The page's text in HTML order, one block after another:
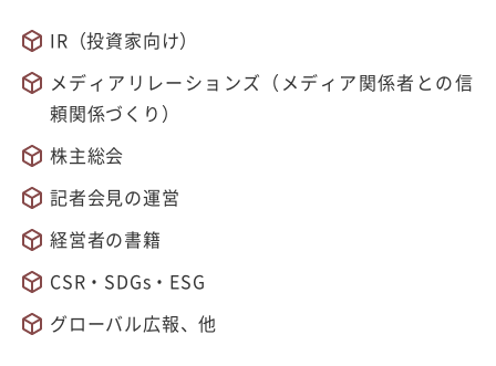
IR（投資家向け）
メディアリレーションズ（メディア関係者との信
頼関係づくり）
株主総会
記者会見の運営
経営者の書籍
CSR・SDGs・ESG
グローバル広報、他